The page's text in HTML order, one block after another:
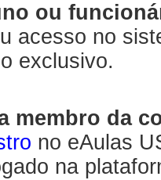
ou
acesso no
exclusivo.
membro da
no eAulas
na